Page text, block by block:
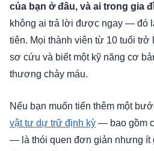
của bạn ở đâu, và ai trong gia
không ai trả lời được ngay — đó
tiên. Mọi thành viên từ 10 tuổi trở
sơ cứu và biết một kỹ năng cơ
thương chảy máu.
Nếu bạn muốn tiến thêm một
vật tư dự trữ định kỳ — bao gồm
— là thói quen đơn giản nhưng ít